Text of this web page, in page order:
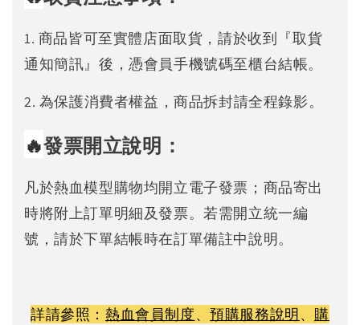
1. 商品皆可至實體店面取貨，請於收到『取貨
通知簡訊』後，憑會員手機號碼至櫃台結帳。
2. 為保護消費者權益，商品拆封請全程錄影。
🔥發票開立說明：
凡於熱血模型購物均開立電子發票；商品寄出
時將附上訂單明細及發票。若需開立統一編
號，請於下單結帳時在訂單備註中說明。
詳請參照： 熱血會員制度、預購服務說明、 購